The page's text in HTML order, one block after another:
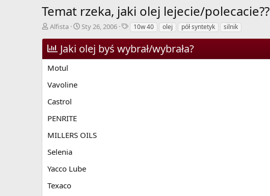
Temat rzeka, jaki olej lejecie/polecacie??
A
t
o
r
w
ą
t
k
Alfista
D
a
r
c
Sty 26, 2006
T
g
10w 40 olej pół syntetyk silnik
Jaki olej byś wybrał/wybrała?
Motul
Vavoline
Castrol
PENRITE
MILLERS OILS
Selenia
Yacco Lube
Texaco